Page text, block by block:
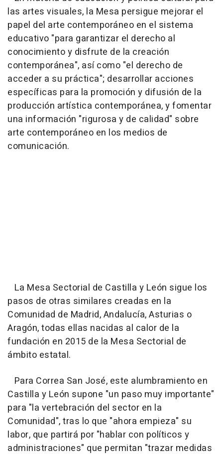
las artes visuales, la Mesa persigue mejorar el
papel del arte contemporáneo en el sistema
educativo "para garantizar el derecho al
conocimiento y disfrute de la creación
contemporánea", así como "el derecho de
acceder a su práctica"; desarrollar acciones
específicas para la promoción y difusión de la
producción artística contemporánea, y fomentar
una información "rigurosa y de calidad" sobre
arte contemporáneo en los medios de
comunicación.
La Mesa Sectorial de Castilla y León sigue los
pasos de otras similares creadas en la
Comunidad de Madrid, Andalucía, Asturias o
Aragón, todas ellas nacidas al calor de la
fundación en 2015 de la Mesa Sectorial de
ámbito estatal.
Para Correa San José, este alumbramiento en
Castilla y León supone "un paso muy importante"
para "la vertebración del sector en la
Comunidad", tras lo que "ahora empieza" su
labor, que partirá por "hablar con políticos y
administraciones" que permitan "trazar medidas